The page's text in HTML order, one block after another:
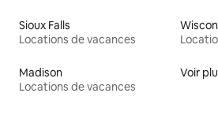
Sioux Falls
Locations de vacances
Madison
Locations de vacances
Voir